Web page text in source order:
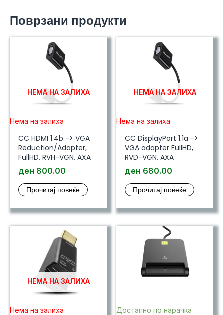
Поврзани продукти
НЕМА НА ЗАЛИХА
Нема на залиха
CC HDMI 1.4b -> VGA
Reduction/Adapter,
FullHD, RVH-VGN, AXA
ден 800.00
Прочитај повеќе
НЕМА НА ЗАЛИХА
Нема на залиха
CC DisplayPort 1.1a ->
VGA adapter FullHD,
RVD-VGN, AXA
ден 680.00
Прочитај повеќе
НЕМА НА ЗАЛИХА
Нема на залиха Достапно по нарачка